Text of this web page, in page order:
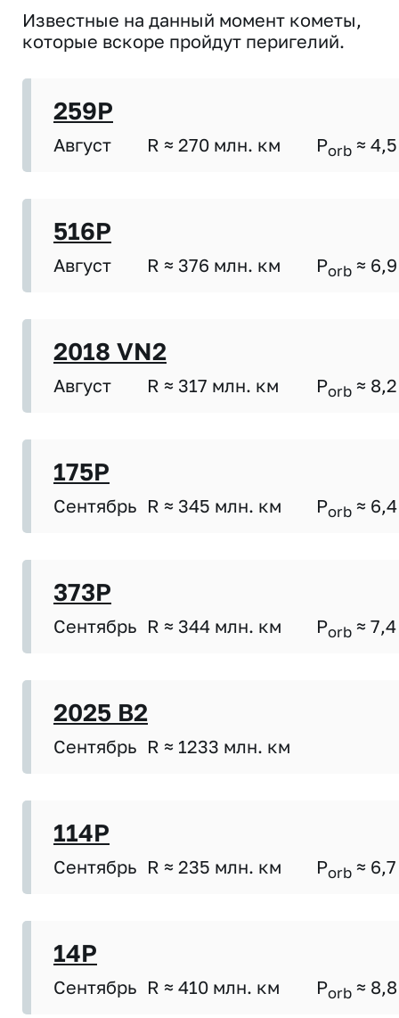
Известные на данный момент кометы,
которые вскоре пройдут перигелий.
259P
Август R ≈ 270 млн. км Porb ≈ 4,5
516P
Август R ≈ 376 млн. км Porb ≈ 6,9
2018 VN2
Август R ≈ 317 млн. км Porb ≈ 8,2
175P
Сентябрь R ≈ 345 млн. км Porb ≈ 6,4
373P
Сентябрь R ≈ 344 млн. км Porb ≈ 7,4
2025 B2
Сентябрь R ≈ 1233 млн. км
114P
Сентябрь R ≈ 235 млн. км Porb ≈ 6,7
14P
Сентябрь R ≈ 410 млн. км Porb ≈ 8,8